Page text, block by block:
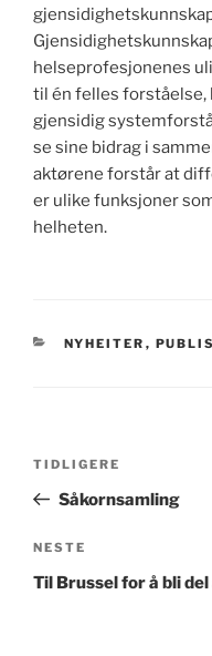
helseprofesjonenes
til én felles forståelse,
gjensidig
se sine bidrag i
aktørene forstår at
er ulike funksjoner
helheten.
KATEGORIER
NYHEITER ,
Forrige
innlegg
TIDLIGERE
Såkornsamling
Neste
innlegg
NESTE
Til Brussel for å bli